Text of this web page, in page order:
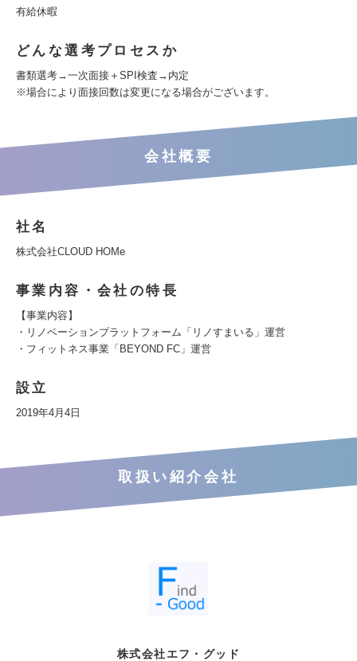
有給休暇
どんな選考プロセスか
書類選考→一次面接＋SPI検査→内定
※場合により面接回数は変更になる場合がございます。
会社概要
社名
株式会社CLOUD HOMe
事業内容・会社の特長
【事業内容】
・リノベーションプラットフォーム「リノすまいる」運営
・フィットネス事業「BEYOND FC」運営
設立
2019年4月4日
取扱い紹介会社
株式会社エフ・グッド